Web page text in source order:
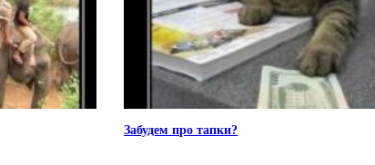
Забудем про тапки?